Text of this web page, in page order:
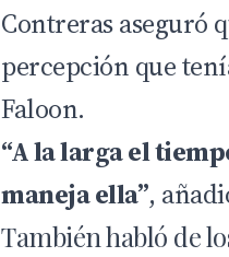
Contreras aseguró
percepción que
Faloon.
“A la larga el
maneja ella”,
También habló de